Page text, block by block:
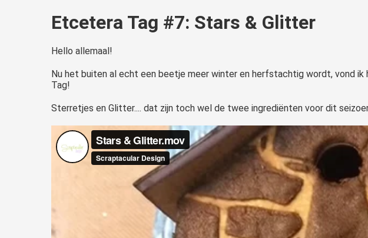
Etcetera Tag #7: Stars & Glitter
Hello allemaal!
Nu het buiten al echt een beetje meer winter en herfstachtig wordt, vond
Tag!
Sterretjes en Glitter.... dat zijn toch wel de twee ingrediënten voor dit